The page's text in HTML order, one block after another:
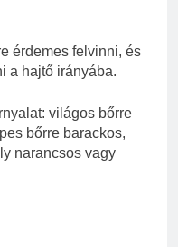
érdemes felvinni, és
a hajtő irányába.
világos bőrre
bőrre barackos,
narancsos vagy